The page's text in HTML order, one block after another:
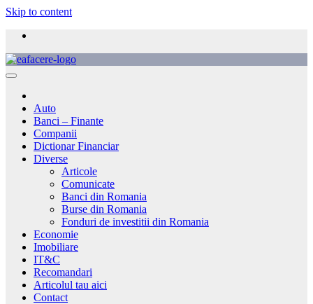
Skip to content
Auto
Banci – Finante
Companii
Dictionar Financiar
Diverse
Articole
Comunicate
Banci din Romania
Burse din Romania
Fonduri de investitii din Romania
Economie
Imobiliare
IT&C
Recomandari
Articolul tau aici
Contact